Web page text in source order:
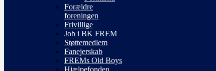
Forældre
foreningen
Frivillige
Job i BK FREM
Støttemedlem
Fanejerskab
FREMs Old Boys
Hjælpefonden